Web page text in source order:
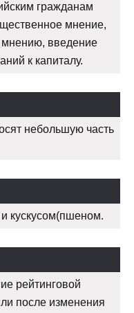
гражданам
мнение,
мнению, введение
к капиталу.
небольшую часть
кускусом(пшеном.
рейтинговой
после изменения